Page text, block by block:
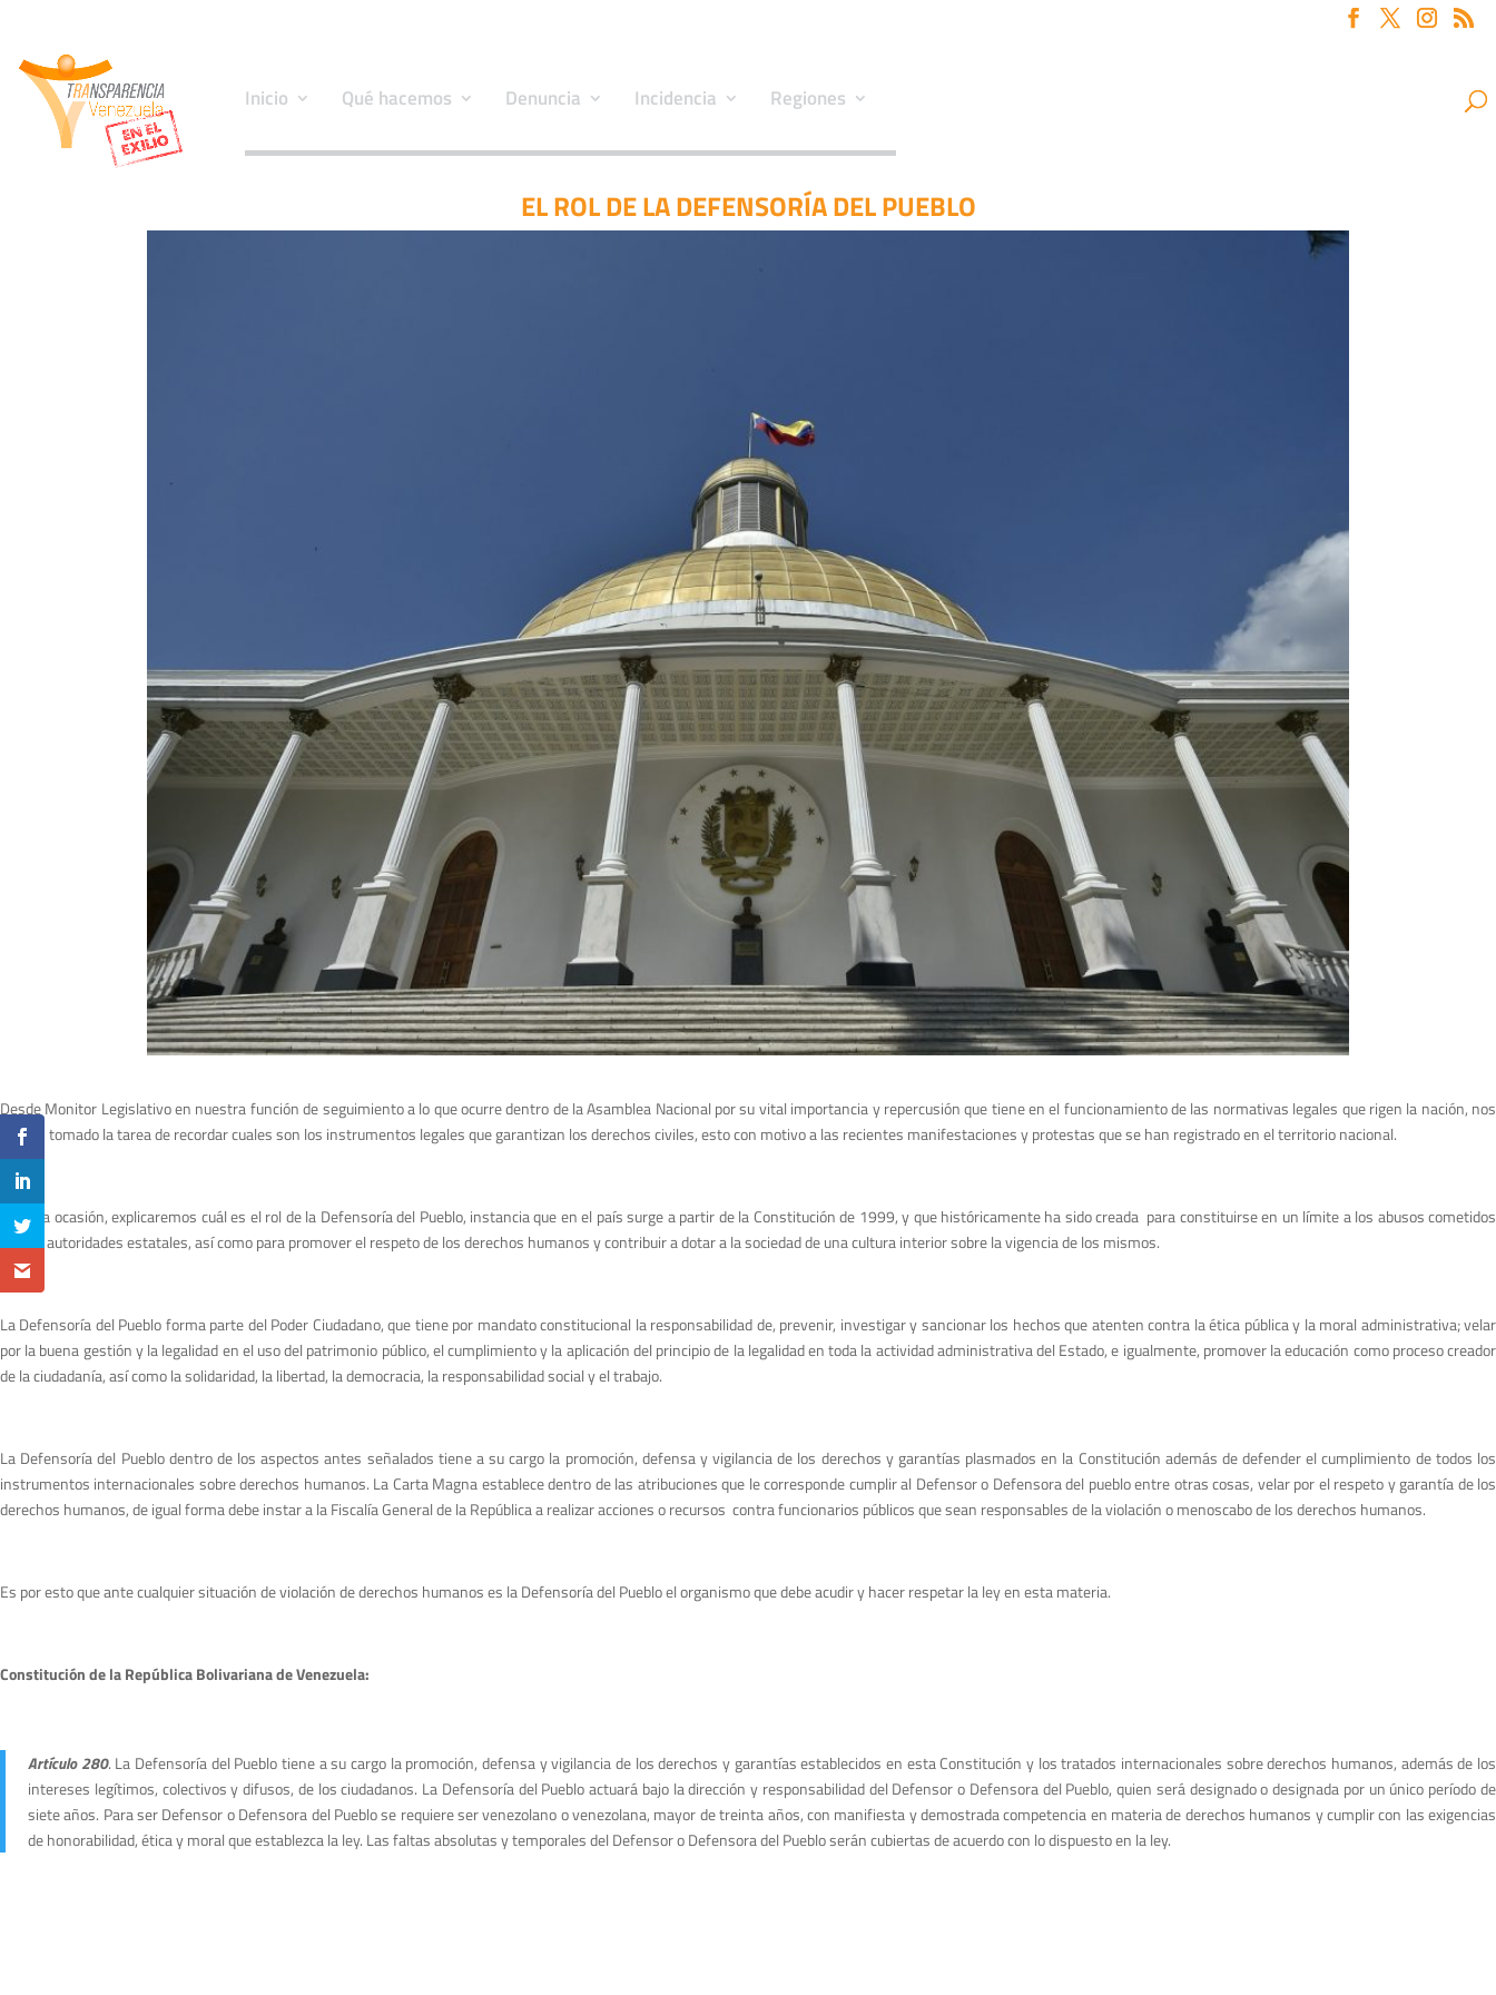
Inicio Qué hacemos Denuncia Incidencia Regiones
EL ROL DE LA DEFENSORÍA DEL PUEBLO
Desde Monitor Legislativo en nuestra función de seguimiento a lo que ocurre dentro de la Asamblea Nacional por su vital importancia y repercusión que tiene en el funcionamiento de las normativas legales que rigen la nación, nos
hemos tomado la tarea de recordar cuales son los instrumentos legales que garantizan los derechos civiles, esto con motivo a las recientes manifestaciones y protestas que se han registrado en el territorio nacional.
En esta ocasión, explicaremos cuál es el rol de la Defensoría del Pueblo, instancia que en el país surge a partir de la Constitución de 1999, y que históricamente ha sido creada para constituirse en un límite a los abusos cometidos
por las autoridades estatales, así como para promover el respeto de los derechos humanos y contribuir a dotar a la sociedad de una cultura interior sobre la vigencia de los mismos.
La Defensoría del Pueblo forma parte del Poder Ciudadano, que tiene por mandato constitucional la responsabilidad de, prevenir, investigar y sancionar los hechos que atenten contra la ética pública y la moral administrativa; velar
por la buena gestión y la legalidad en el uso del patrimonio público, el cumplimiento y la aplicación del principio de la legalidad en toda la actividad administrativa del Estado, e igualmente, promover la educación como proceso creador
de la ciudadanía, así como la solidaridad, la libertad, la democracia, la responsabilidad social y el trabajo.
La Defensoría del Pueblo dentro de los aspectos antes señalados tiene a su cargo la promoción, defensa y vigilancia de los derechos y garantías plasmados en la Constitución además de defender el cumplimiento de todos los
instrumentos internacionales sobre derechos humanos. La Carta Magna establece dentro de las atribuciones que le corresponde cumplir al Defensor o Defensora del pueblo entre otras cosas, velar por el respeto y garantía de los
derechos humanos, de igual forma debe instar a la Fiscalía General de la República a realizar acciones o recursos contra funcionarios públicos que sean responsables de la violación o menoscabo de los derechos humanos.
Es por esto que ante cualquier situación de violación de derechos humanos es la Defensoría del Pueblo el organismo que debe acudir y hacer respetar la ley en esta materia.
Constitución de la República Bolivariana de Venezuela:
Artículo 280. La Defensoría del Pueblo tiene a su cargo la promoción, defensa y vigilancia de los derechos y garantías establecidos en esta Constitución y los tratados internacionales sobre derechos humanos, además de los
intereses legítimos, colectivos y difusos, de los ciudadanos. La Defensoría del Pueblo actuará bajo la dirección y responsabilidad del Defensor o Defensora del Pueblo, quien será designado o designada por un único período de
siete años. Para ser Defensor o Defensora del Pueblo se requiere ser venezolano o venezolana, mayor de treinta años, con manifiesta y demostrada competencia en materia de derechos humanos y cumplir con las exigencias
de honorabilidad, ética y moral que establezca la ley. Las faltas absolutas y temporales del Defensor o Defensora del Pueblo serán cubiertas de acuerdo con lo dispuesto en la ley.